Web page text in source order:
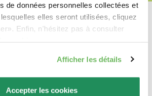
de données personnelles collectées et
elles seront utilisées, cliquez
Enfin, n'hésitez pas à consulter
Afficher les détails
Accepter les cookies
leur préféré ?
meilleurs produits pour votre